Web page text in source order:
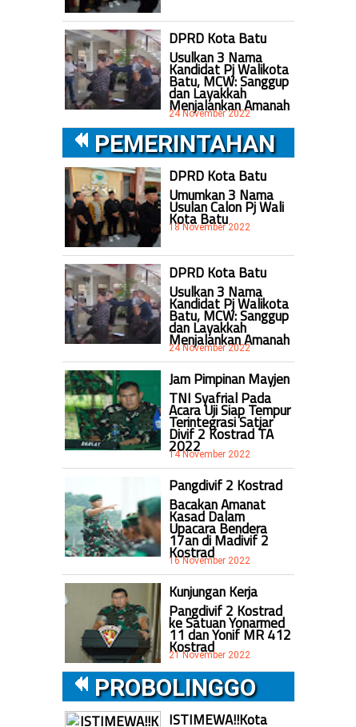
DPRD Kota Batu
Usulkan 3 Nama
Kandidat Pj Walikota
Batu, MCW: Sanggup
dan Layakkah
Menjalankan Amanah
24 November 2022
PEMERINTAHAN
DPRD Kota Batu
Umumkan 3 Nama
Usulan Calon Pj Wali
Kota Batu
18 November 2022
DPRD Kota Batu
Usulkan 3 Nama
Kandidat Pj Walikota
Batu, MCW: Sanggup
dan Layakkah
Menjalankan Amanah
24 November 2022
Jam Pimpinan Mayjen
TNI Syafrial Pada
Acara Uji Siap Tempur
Terintegrasi Satjar
Divif 2 Kostrad TA
2022
14 November 2022
Pangdivif 2 Kostrad
Bacakan Amanat
Kasad Dalam
Upacara Bendera
17an di Madivif 2
Kostrad
16 November 2022
Kunjungan Kerja
Pangdivif 2 Kostrad
ke Satuan Yonarmed
11 dan Yonif MR 412
Kostrad
21 November 2022
PROBOLINGGO
ISTIMEWA!!Kota